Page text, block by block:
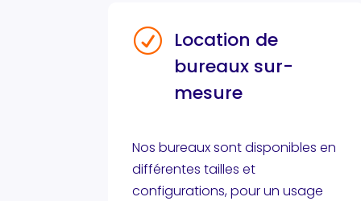
R Location de
bureaux sur-
mesure
Nos bureaux sont disponibles en
différentes tailles et
configurations, pour un usage